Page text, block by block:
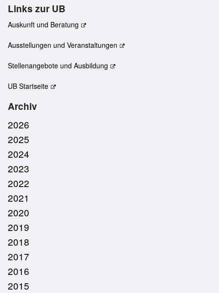
Links zur UB
Auskunft und Beratung
Ausstellungen und Veranstaltungen
Stellenangebote und Ausbildung
UB Startseite
Archiv
2026
2025
2024
2023
2022
2021
2020
2019
2018
2017
2016
2015